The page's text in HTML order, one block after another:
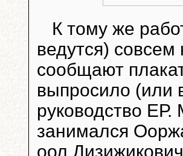
К тому же
ведутся)
сообщают
выпросило (или
руководство
занимался
оол